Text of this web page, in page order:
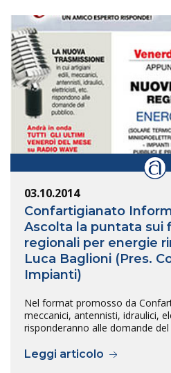
03.10.2014
Confartigianato
Ascolta la puntata sui
regionali per energie
Luca Baglioni (Pres.
Impianti)
Nel format promosso da
meccanici, antennisti, idraulici,
risponderanno alle domande
Leggi articolo